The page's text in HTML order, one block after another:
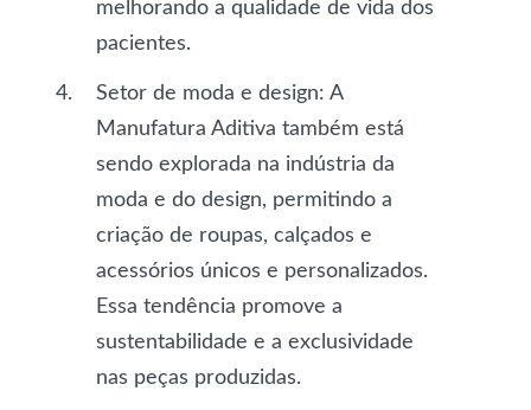
melhorando a qualidade de vida dos
pacientes.
Setor de moda e design: A
Manufatura Aditiva também está
sendo explorada na indústria da
moda e do design, permitindo a
criação de roupas, calçados e
acessórios únicos e personalizados.
Essa tendência promove a
sustentabilidade e a exclusividade
nas peças produzidas.